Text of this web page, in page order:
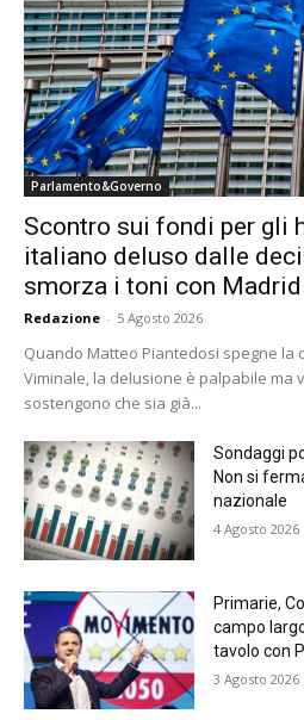
Parlamento&Governo
Scontro sui fondi per gli
italiano deluso dalle
smorza i toni con Madrid
Redazione - 5 Agosto 2026
Quando Matteo Piantedosi spegne la
Viminale, la delusione è palpabile ma
sostengono che sia già...
Sondaggi
Non si
nazionale
4 Agosto 2026
Primarie,
campo
tavolo con
3 Agosto 2026